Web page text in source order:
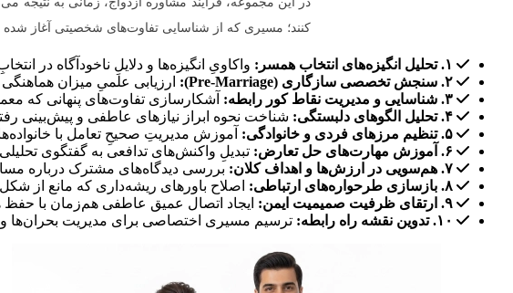
کنند؛ مسیری که از شناسایی تفاوت‌های شخصیتی آغاز
۱. تحلیل انگیزه‌های انتخاب همسر:
واکاویِ انگیزه‌ها و دلایلِ ناخودآگاه در
۲. سنجش تخصصی سازگاری (Pre-Marriage):
ارزیابی علمیِ میزان
۳. شناسایی و مدیریت نقاط کور رابطه:
آشکارسازی تفاوت‌های پنهانی که
۴. تحلیل الگوهای دلبستگی:
شناخت نحوه ابراز نیازهای عاطفی و پیش‌بینی
۵. تنظیم مرزهای فردی و خانوادگی:
آموزش مدیریتِ صحیحِ تعامل با
۶. آموزش مهارت‌های حل تعارض:
تبدیلِ واکنش‌های تدافعی به گفتگوی
۷. هم‌سویی در ارزش‌ها و اهداف کلان:
بررسی دیدگاه‌های مشترک درباره
۸. بازسازی طرحواره‌های ارتباطی:
اصلاح باورهای ریشه‌داری که مانع از
۹. ارتقای ظرفیت صمیمیت ایمن:
ایجاد اتصال عمیق عاطفی هم‌زمان با
۱۰. تدوین نقشه راه رابطه:
ترسیم مسیری اختصاصی برای مدیریت بحران‌ها